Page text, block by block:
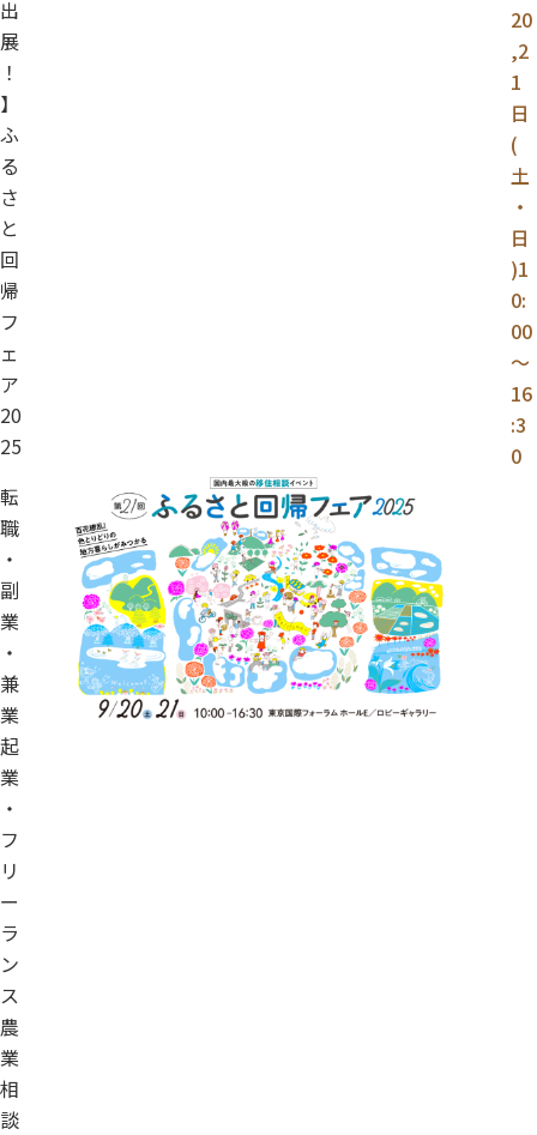
出
展
！
】
ふ
る
さ
と
回
帰
フ
ェ
ア
20
25
20
,2
1
日
(
土
・
日
)1
0:
00
～
16
:3
0
転
職
・
副
業
・
兼
業
起
業
・
フ
リ
ー
ラ
ン
ス
農
業
相
談